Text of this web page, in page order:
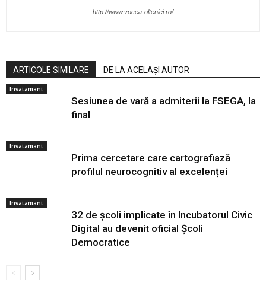
http://www.vocea-olteniei.ro/
ARTICOLE SIMILARE DE LA ACELAȘI AUTOR
Invatamant
Sesiunea de vară a admiterii la FSEGA, la
final
Invatamant
Prima cercetare care cartografiază
profilul neurocognitiv al excelenței
Invatamant
32 de școli implicate în Incubatorul Civic
Digital au devenit oficial Școli
Democratice